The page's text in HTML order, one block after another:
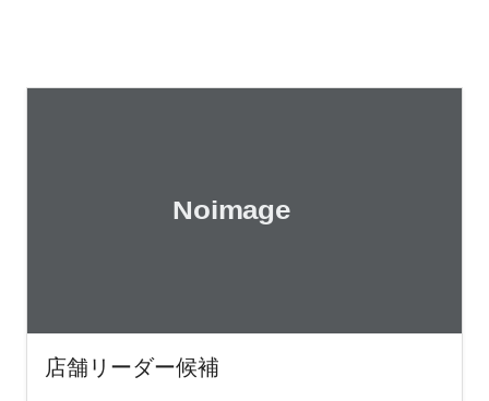
店舗リーダー候補